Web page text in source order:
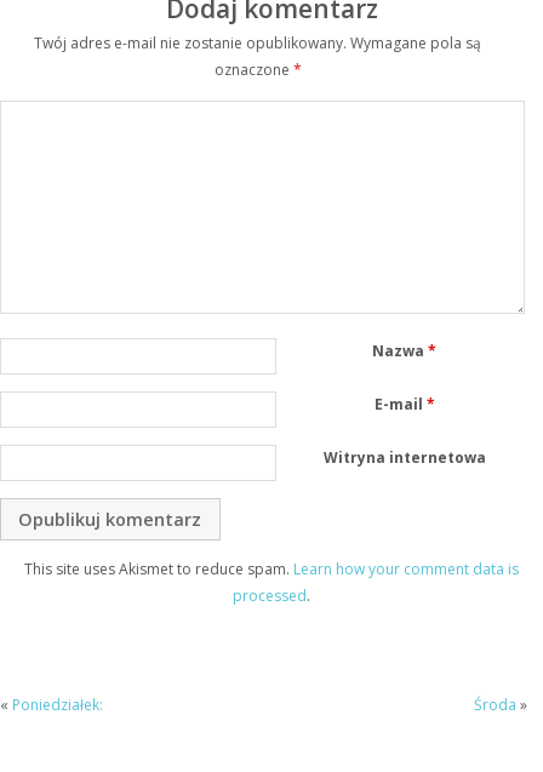
Dodaj komentarz
Twój adres e-mail nie zostanie opublikowany. Wymagane pola są
oznaczone *
Nazwa*
E-mail *
Witryna internetowa
This site uses Akismet to reduce spam. Learn how your comment data is
processed.
« Poniedziałek: Środa »